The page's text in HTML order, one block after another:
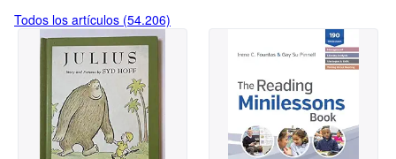
Todos los artículos (54.206)